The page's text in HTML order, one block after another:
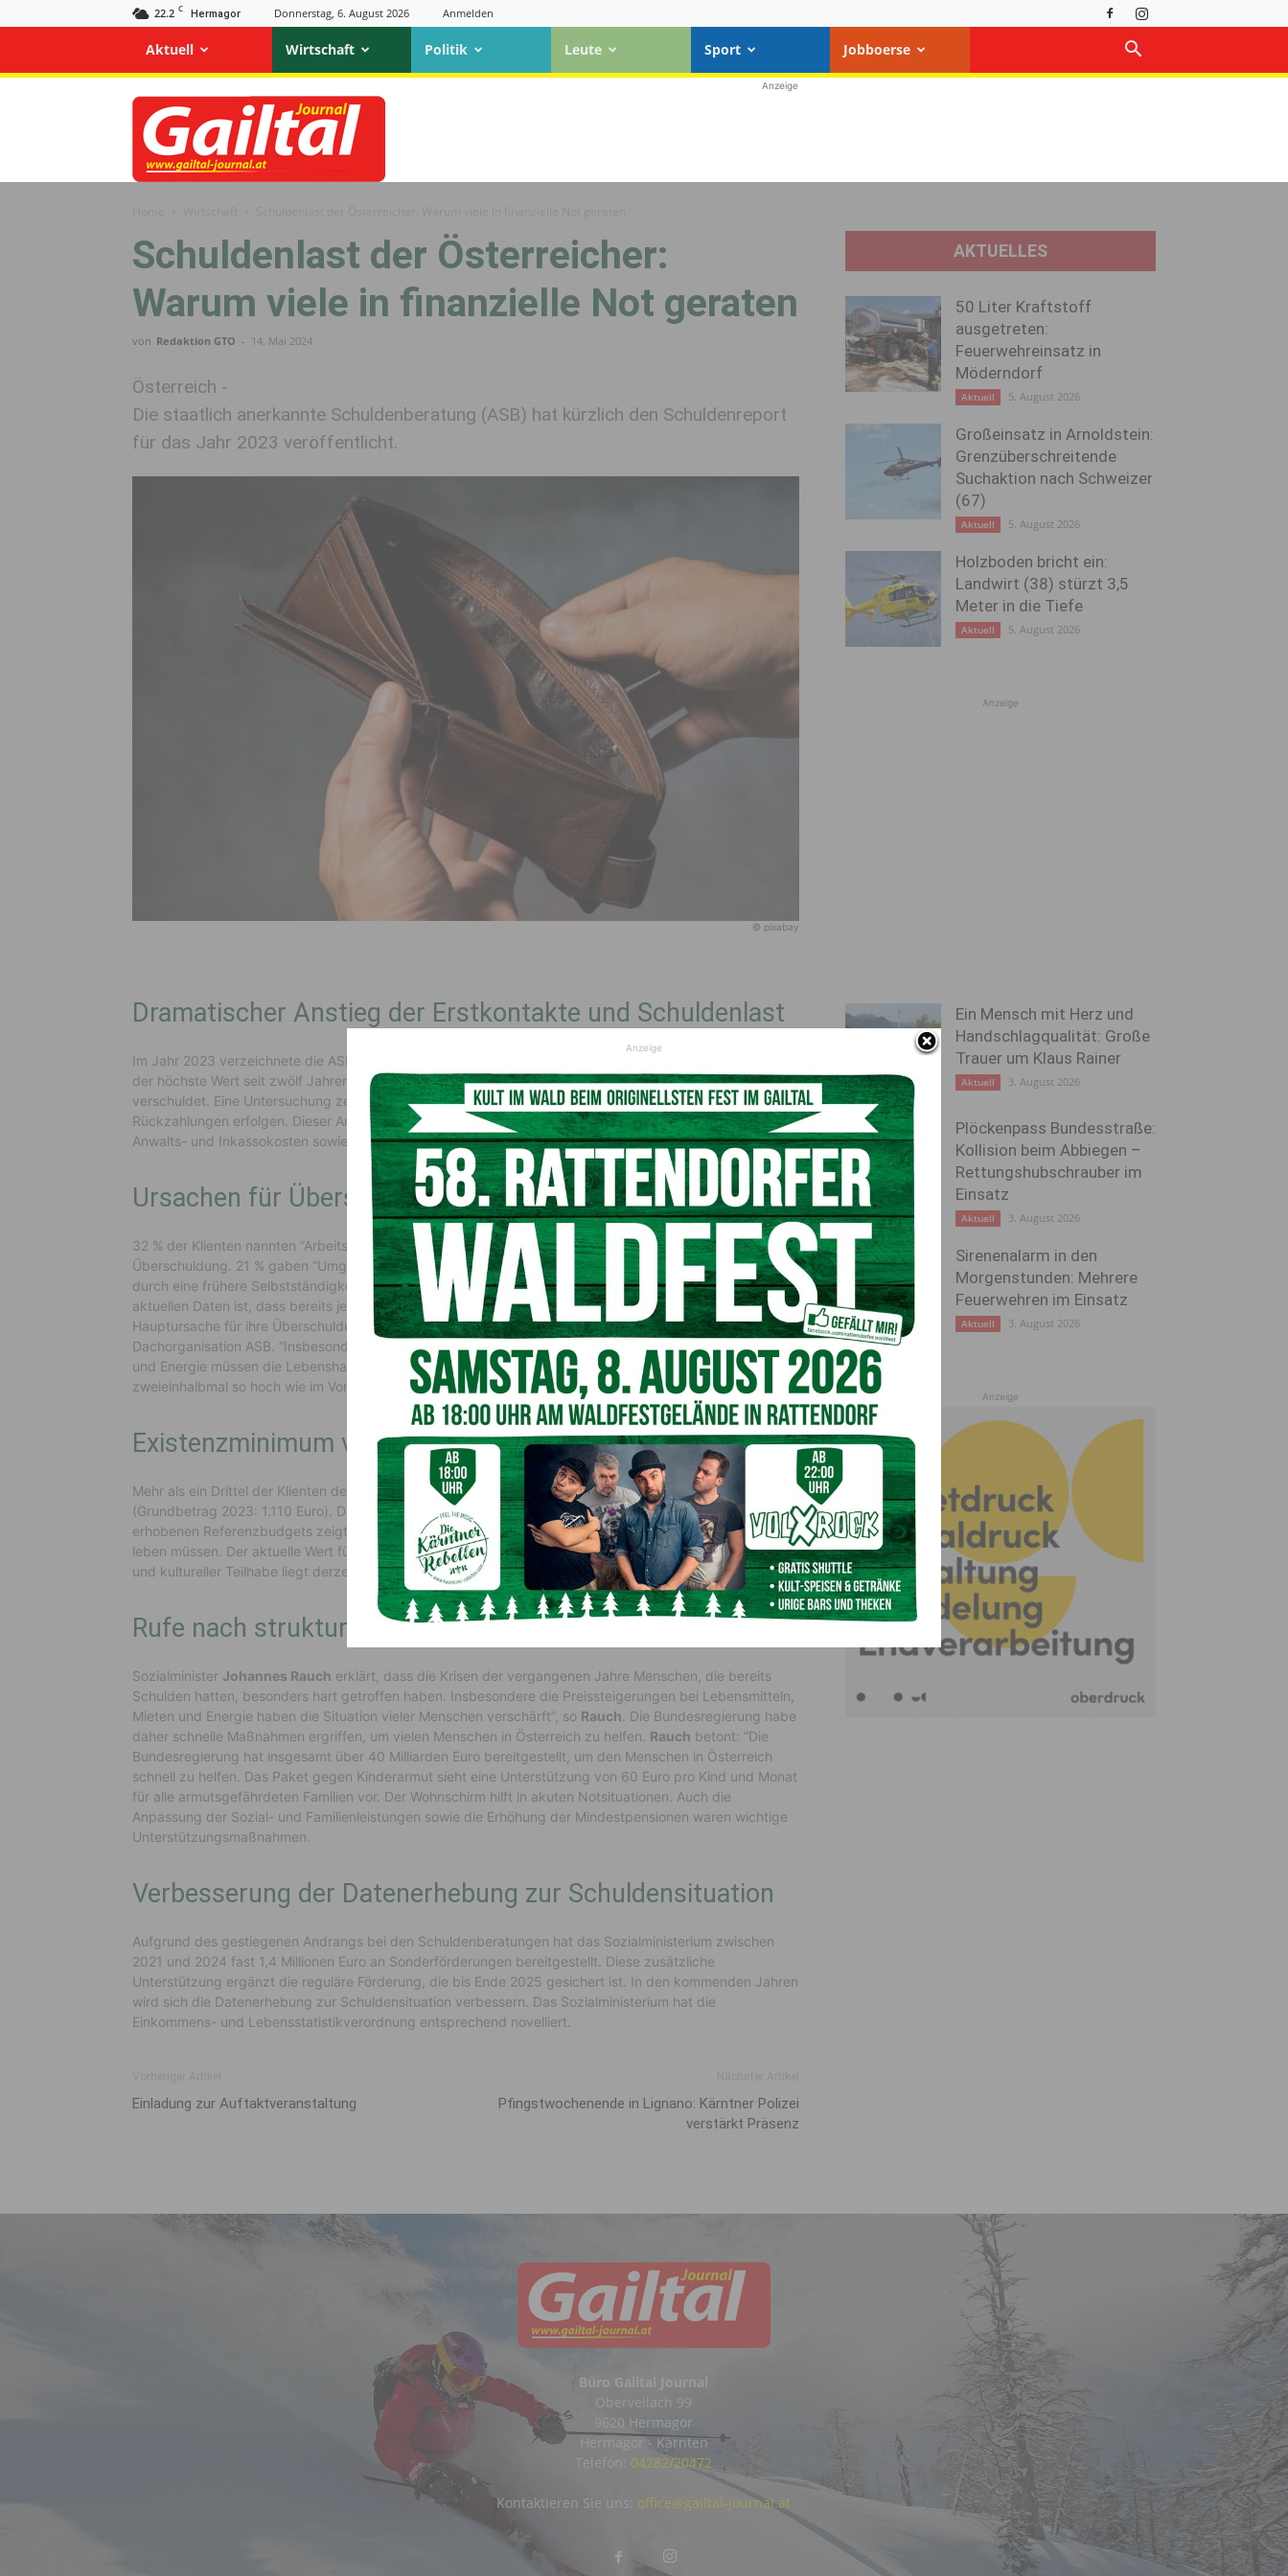
22.2 C Hermagor Donnerstag, 6. August 2026 Anmelden
Aktuell Wirtschaft Politik Leute Sport Jobboerse
Gailtal
Journal
Anzeige
Schuldenlast der Österreicher:
Warum viele in finanzielle Not geraten
von Redaktion GTO - 14. Mai 2024
Österreich -
Die staatlich anerkannte Schuldenberatung (ASB) hat kürzlich den Schuldenreport
für das Jahr 2023 veröffentlicht.
© pixabay
Dramatischer Anstieg der Erstkontakte und Schuldenlast
Im Jahr 2023 verzeichnete die ASB einen Anstieg von 17 % an Erstkontakten im Vergleich zum Vorjahr –
der höchste Wert seit zwölf Jahren. Die Ratsuchenden sind im Durchschnitt mit etwa 55.000 Euro
verschuldet. Eine Untersuchung zeigt, dass sich Schulden etwa alle acht Jahre verdreifachen, wenn keine
Rückzahlungen erfolgen. Dieser Anstieg der offenen Schuldenbeträge wird durch Zinsen, Zinseszinsen,
Anwalts- und Inkassokosten sowie Gebühren verursacht.
Ursachen für Überschuldung
32 % der Klienten nannten “Arbeitslosigkeit und Einkommensverschlechterung” als Hauptgründe für ihre
Überschuldung. 21 % gaben “Umgang mit Geld / mangelnde Finanzbildung” an. Weitere 18 % wurden
durch eine frühere Selbstständigkeit in die Überschuldung getrieben. “Besorgniserregend bei den
aktuellen Daten ist, dass bereits jede achte Person hohe Lebenshaltungs- und Wohnkosten als
Hauptursache für ihre Überschuldung angibt”, sagtClemens Mitterlehner, Geschäftsführer der
Dachorganisation ASB. “Insbesondere vor dem Hintergrund der steigenden Preise für Lebensmittel, Mieten
und Energie müssen die Lebenshaltungs- und Wohnkosten betrachtet werden. Dieser Wert ist
zweieinhalbmal so hoch wie im Vorjahr”, fügtMitterlehnerhinzu.
Existenzminimum von 1.110 Euro
Mehr als ein Drittel der Klienten der Schuldenberatung hatte ein Einkommen unter dem Existenzminimum
(Grundbetrag 2023: 1.110 Euro). Der Vergleich des Existenzminimums mit den jährlich von der ASB
erhobenen Referenzbudgets zeigt, dass verschuldete Personen oft in Armut und existenziellem Mangel
leben müssen. Der aktuelle Wert für ein gutes, angemessenes Leben inklusive eines Minimums an sozialer
und kultureller Teilhabe liegt derzeit bei monatlich 1.730 Euro für eine alleinstehende Person.
Rufe nach strukturellen Reformen
Sozialminister Johannes Rauch erklärt, dass die Krisen der vergangenen Jahre Menschen, die bereits
Schulden hatten, besonders hart getroffen haben. Insbesondere die Preissteigerungen bei Lebensmitteln,
Mieten und Energie haben die Situation vieler Menschen verschärft”, so Rauch . Die Bundesregierung habe
daher schnelle Maßnahmen ergriffen, um vielen Menschen in Österreich zu helfen. Rauch betont: “Die
Bundesregierung hat insgesamt über 40 Milliarden Euro bereitgestellt, um den Menschen in Österreich
schnell zu helfen. Das Paket gegen Kinderarmut sieht eine Unterstützung von 60 Euro pro Kind und Monat
für alle armutsgefährdeten Familien vor. Der Wohnschirm hilft in akuten Notsituationen. Auch die
Anpassung der Sozial- und Familienleistungen sowie die Erhöhung der Mindestpensionen waren wichtige
Unterstützungsmaßnahmen.
Verbesserung der Datenerhebung zur Schuldensituation
Aufgrund des gestiegenen Andrangs bei den Schuldenberatungen hat das Sozialministerium zwischen
2021 und 2024 fast 1,4 Millionen Euro an Sonderförderungen bereitgestellt. Diese zusätzliche
Unterstützung ergänzt die reguläre Förderung, die bis Ende 2025 gesichert ist. In den kommenden Jahren
wird sich die Datenerhebung zur Schuldensituation verbessern. Das Sozialministerium hat die
Einkommens- und Lebensstatistikverordnung entsprechend novelliert.
Einladung zur Auftaktveranstaltung
Pfingstwochenende in Lignano: Kärntner Polizei
verstärkt Präsenz
AKTUELLES
50 Liter Kraftstoff
ausgetreten:
Feuerwehreinsatz in
Möderndorf
Aktuell 5. August 2026
Großeinsatz in Arnoldstein:
Grenzüberschreitende
Suchaktion nach Schweizer
(67)
Aktuell 5. August 2026
Holzboden bricht ein:
Landwirt (38) stürzt 3,5
Meter in die Tiefe
Aktuell 5. August 2026
Anzeige
Ein Mensch mit Herz und
Handschlagqualität: Große
Trauer um Klaus Rainer
Aktuell 3. August 2026
Plöckenpass Bundesstraße:
Kollision beim Abbiegen –
Rettungshubschrauber im
Einsatz
Aktuell 3. August 2026
Sirenenalarm in den
Morgenstunden: Mehrere
Feuerwehren im Einsatz
Aktuell 3. August 2026
Anzeige
Büro Gailtal Journal
Obervellach 99
9620 Hermagor
Hermagor - Kärnten
Telefon: 04282/20472
Kontaktieren Sie uns: office@gailtal-journal.at
Anzeige